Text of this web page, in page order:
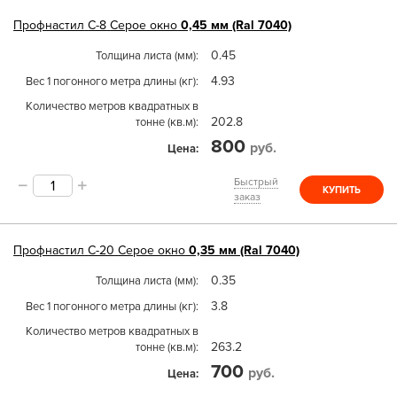
Профнастил С-8 Серое окно 0,45 мм (Ral 7040)
Толщина листа (мм) 0.45
Вес 1 погонного метра длины (кг) 4.93
Количество метров квадратных в
тонне (кв.м)
202.8
Цена 800 руб.
Быстрый
заказ
КУПИТЬ
Профнастил С-20 Серое окно 0,35 мм (Ral 7040)
Толщина листа (мм) 0.35
Вес 1 погонного метра длины (кг) 3.8
Количество метров квадратных в
тонне (кв.м)
263.2
Цена 700 руб.